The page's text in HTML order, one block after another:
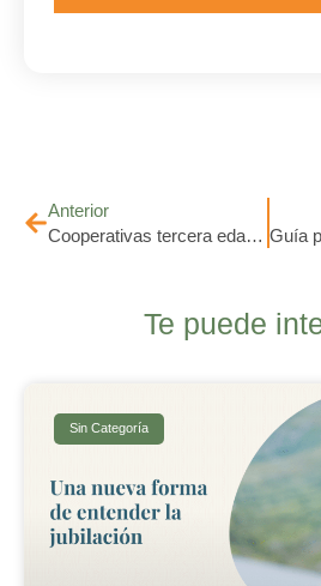
Anterior
Cooperativas tercera edad: Opciones de vivienda para seniors en Galicia
Te puede
Sin Categoría